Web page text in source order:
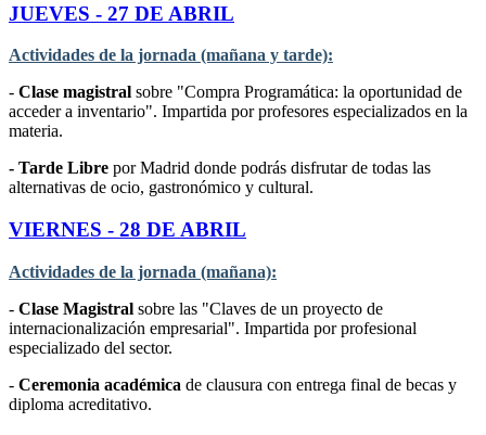
JUEVES - 27 DE ABRIL
Actividades de la jornada (mañana y tarde):
- Clase magistral sobre "Compra Programática: la oportunidad de
acceder a inventario". Impartida por profesores especializados en la
materia.
- Tarde Libre por Madrid donde podrás disfrutar de todas las
alternativas de ocio, gastronómico y cultural.
VIERNES - 28 DE ABRIL
Actividades de la jornada (mañana):
- Clase Magistral sobre las "Claves de un proyecto de
internacionalización empresarial". Impartida por profesional
especializado del sector.
- Ceremonia académica de clausura con entrega final de becas y
diploma acreditativo.